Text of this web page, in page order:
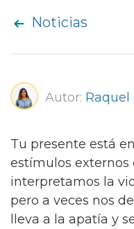
Noticias
Autor: Raquel
Tu presente está
estímulos externos
interpretamos la
pero a veces nos
lleva a la apatía y